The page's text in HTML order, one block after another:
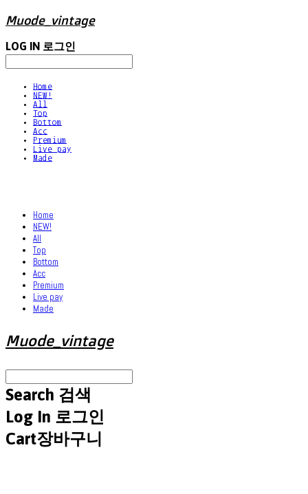
Muode_vintage
LOG IN 로그인
Home
NEW!
All
Top
Bottom
Acc
Premium
Live pay
Made
Home
NEW!
All
Top
Bottom
Acc
Premium
Live pay
Made
Muode_vintage
Search 검색
Log In 로그인
Cart장바구니